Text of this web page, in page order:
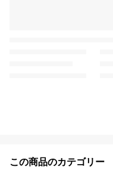
この商品のカテゴリー